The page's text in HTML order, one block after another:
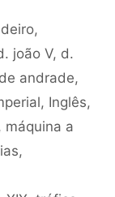
,
joão V, d.
andrade,
, Inglês,
, máquina a
,